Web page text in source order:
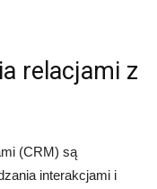
relacjami z
(CRM) są
interakcjami i